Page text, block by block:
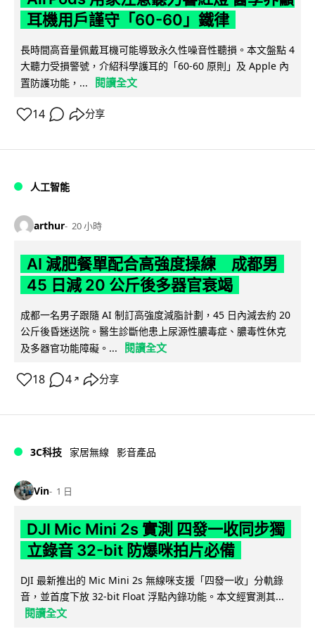
耳機用戶謹守「60-60」鐵律
長時間高音量佩戴耳機可能導致永久性噪音性聽損。本文盤點 4
大聽力受損警號，介紹科學護耳的「60-60 原則」及 Apple 內
置防護功能，...
閱讀全文
14 分享
人工智能
arthur 20 小時
AI 減肥餐單配合高強度操練 成都男
45 日減 20 公斤後多器官衰竭
成都一名男子跟隨 AI 制訂高強度減脂計劃，45 日內減去約 20
公斤後昏迷送院。醫生診斷他患上尿源性膿毒症、膿毒性休克
及多器官功能障礙。...
閱讀全文
18 4 ↗ 分享
3C科技 家居無線 影音產品
Vin 1 日
DJI Mic Mini 2s 實測 四發一收同步獨
立錄音 32-bit 防爆咪拍片必備
DJI 最新推出的 Mic Mini 2s 無線咪支援「四發一收」分軌錄
音，並首度下放 32-bit Float 浮點內錄功能。本文經實測其...
閱讀全文